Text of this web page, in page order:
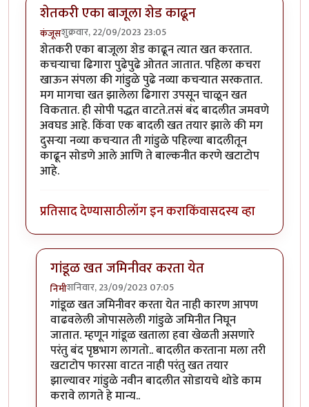
शेतकरी एका बाजूला शेड काढून
कंजूसशुक्रवार, 22/09/2023 23:05
शेतकरी एका बाजूला शेड काढून त्यात खत करतात.
कचऱ्याचा ढिगारा पुढेपुढे ओतत जातात. पहिला कचरा
खाऊन संपला की गांडुळे पुढे नव्या कचऱ्यात सरकतात.
मग मागचा खत झालेला ढिगारा उपसून चाळून खत
विकतात. ही सोपी पद्धत वाटते.तसं बंद बादलीत जमवणे
अवघड आहे. किंवा एक बादली खत तयार झाले की मग
दुसऱ्या नव्या कचऱ्यात ती गांडुळे पहिल्या बादलीतून
काढून सोडणे आले आणि ते बाल्कनीत करणे खटाटोप
आहे.
प्रतिसाद देण्यासाठीलॉग इन कराकिंवासदस्य व्हा
गांडूळ खत जमिनीवर करता येत
निमीशनिवार, 23/09/2023 07:05
In reply toशेतकरी एका बाजूला शेड काढूनbyकंजूस
गांडूळ खत जमिनीवर करता येत नाही कारण आपण
वाढवलेली जोपासलेली गांडुळे जमिनीत निघून
जातात. म्हणून गांडूळ खताला हवा खेळती असणारे
परंतु बंद पृष्ठभाग लागतो.. बादलीत करताना मला तरी
खटाटोप फारसा वाटत नाही परंतु खत तयार
झाल्यावर गांडुळे नवीन बादलीत सोडायचे थोडे काम
करावे लागते हे मान्य..